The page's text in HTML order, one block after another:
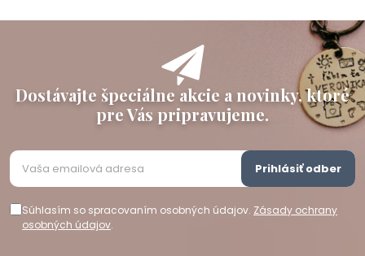
Dostávajte špeciálne akcie a novinky, ktoré
pre Vás pripravujeme.
Súhlasím so spracovaním osobných údajov. Zásady ochrany
osobných údajov.
Prihlásiť odber